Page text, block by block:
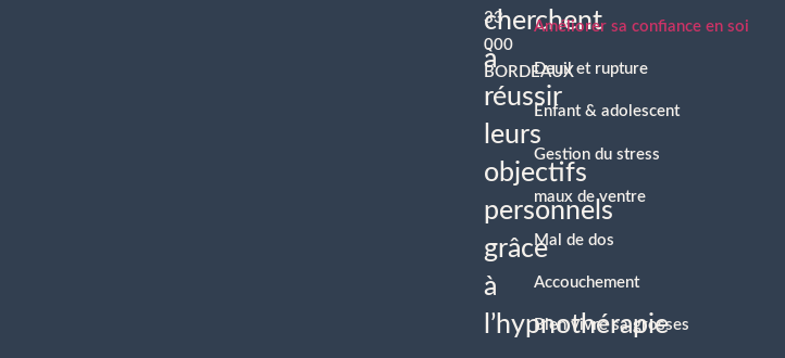
cherchent
à
réussir
leurs
objectifs
personnels
grâce
à
l’hypnothérapie
33
000
BORDEAUX
Améliorer sa confiance en soi
Deuil et rupture
Enfant & adolescent
Gestion du stress
maux de ventre
Mal de dos
Accouchement
Bien vivre sa grosses